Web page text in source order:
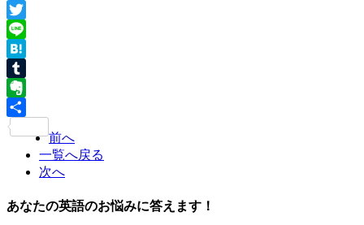
Facebook
Twitter
Line
Hatena
Tumblr
Evernote
有
前へ
一覧へ戻る
次へ
あなたの英語のお悩みに答えます！